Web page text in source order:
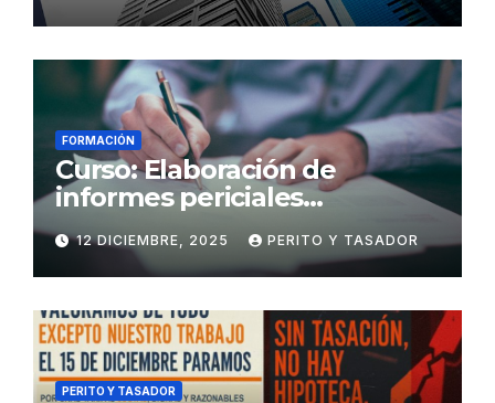
FORMACIÓN
Curso: Elaboración de
informes periciales
psicológicos en el ámbito
penal
12 DICIEMBRE, 2025 PERITO Y TASADOR
PERITO Y TASADOR